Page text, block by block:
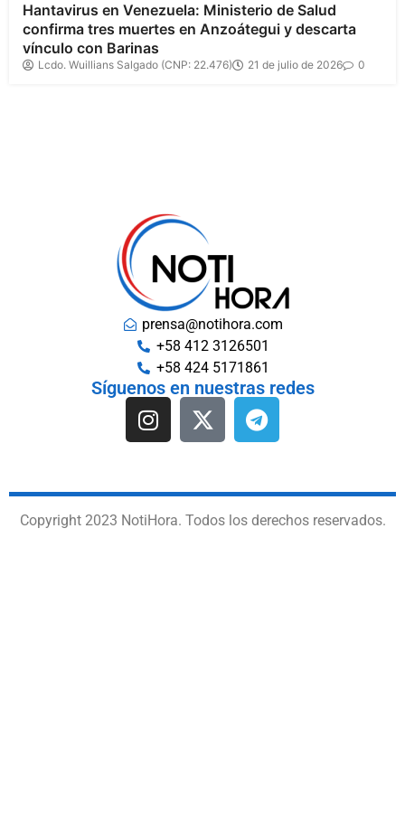
Hantavirus en Venezuela: Ministerio de Salud
confirma tres muertes en Anzoátegui y descarta
vínculo con Barinas
Lcdo. Wuillians Salgado (CNP: 22.476) 21 de julio de 2026 0
prensa@notihora.com
+58 412 3126501
+58 424 5171861
Síguenos en nuestras redes
Copyright 2023 NotiHora. Todos los derechos reservados.